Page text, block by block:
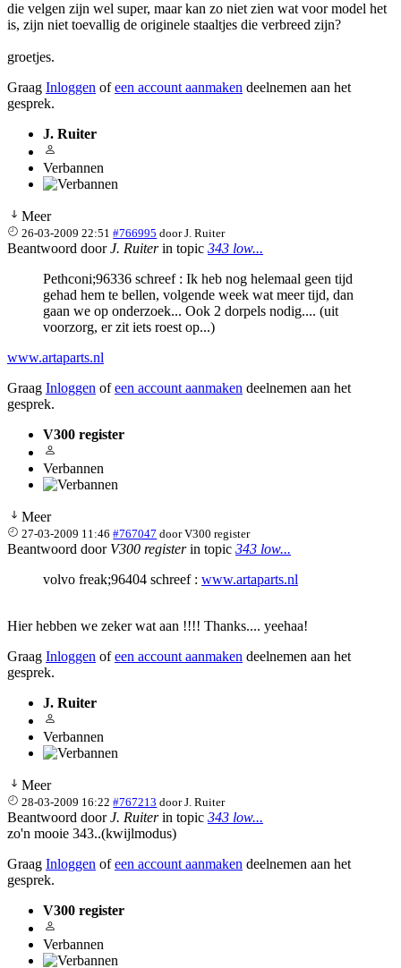
die velgen zijn wel super, maar kan zo niet zien wat voor model het
is, zijn niet toevallig de originele staaltjes die verbreed zijn?
groetjes.
Graag Inloggen ofeen account aanmaken deelnemen aan het
gesprek.
J. Ruiter
Verbannen
Meer
26-03-2009 22:51 #766995 doorJ. Ruiter
Beantwoord doorJ. Ruiterin topic 343 low...
Pethconi;96336 schreef : Ik heb nog helemaal geen tijd
gehad hem te bellen, volgende week wat meer tijd, dan
gaan we op onderzoek... Ook 2 dorpels nodig.... (uit
voorzorg, er zit iets roest op...)
www.artaparts.nl
Graag Inloggen ofeen account aanmaken deelnemen aan het
gesprek.
V300 register
Verbannen
Meer
27-03-2009 11:46 #767047 doorV300 register
Beantwoord door V300 registerin topic 343 low...
volvo freak;96404 schreef : www.artaparts.nl
Hier hebben we zeker wat aan !!!! Thanks.... yeehaa!
Graag Inloggen ofeen account aanmaken deelnemen aan het
gesprek.
J. Ruiter
Verbannen
Meer
28-03-2009 16:22 #767213 doorJ. Ruiter
Beantwoord doorJ. Ruiterin topic 343 low...
zo'n mooie 343..(kwijlmodus)
Graag Inloggen ofeen account aanmaken deelnemen aan het
gesprek.
V300 register
Verbannen